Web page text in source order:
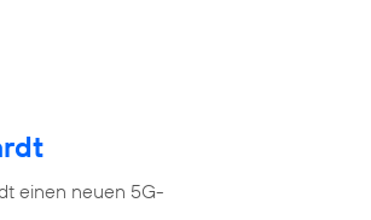
einen neuen 5G-